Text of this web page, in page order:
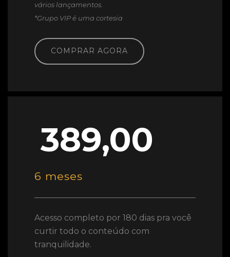
vários lançamentos.
*Grupo VIP é uma cortesia
COMPRAR AGORA
389,00
6 meses
Acesso completo por 180 dias pra você
curtir todo o conteúdo com
tranquilidade.